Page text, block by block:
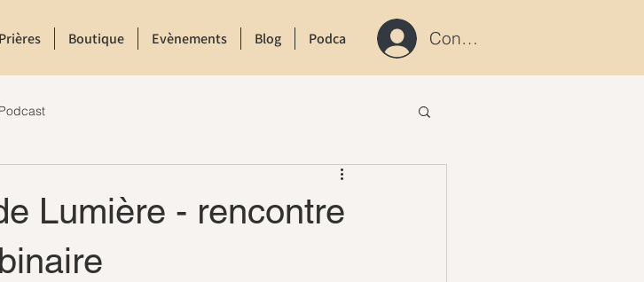
Boutique Evènements Blog Podcast ContactConnexion / S'inscrire
Podcast
Lumière - rencontre